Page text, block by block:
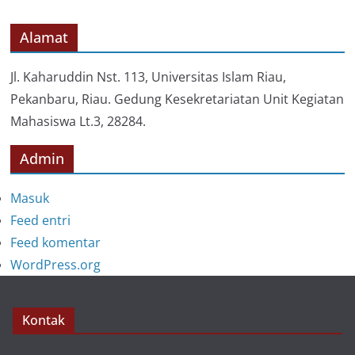
r
i
Alamat
Jl. Kaharuddin Nst. 113, Universitas Islam Riau,
Pekanbaru, Riau. Gedung Kesekretariatan Unit Kegiatan
Mahasiswa Lt.3, 28284.
Admin
Masuk
Feed entri
Feed komentar
WordPress.org
Kontak